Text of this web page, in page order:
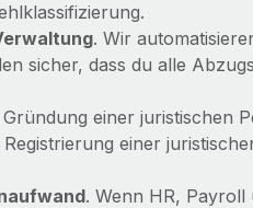
. Wir
sicher, dass du alle
Gründung einer juristischen
Registrierung einer
. Wenn HR, Payroll